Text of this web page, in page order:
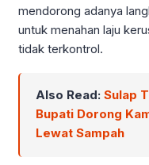
mendorong adanya
untuk menahan laju
tidak terkontrol.
Also Read: Sulap
Bupati Dorong
Lewat Sampah